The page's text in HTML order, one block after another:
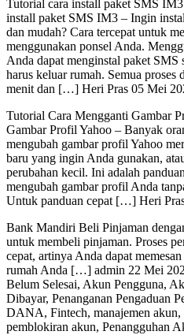
Tutorial cara install paket SMS
install paket SMS IM3 – Ingin
dan mudah? Cara tercepat untuk
menggunakan ponsel Anda.
Anda dapat menginstal paket SMS
harus keluar rumah. Semua proses
menit dan […] Heri Pras 05 Mei
Tutorial Cara Mengganti Gambar
Gambar Profil Yahoo – Banyak
mengubah gambar profil Yahoo
baru yang ingin Anda gunakan,
perubahan kecil. Ini adalah
mengubah gambar profil Anda
Untuk panduan cepat […] Heri
Bank Mandiri Beli Pinjaman
untuk membeli pinjaman. Proses
cepat, artinya Anda dapat
rumah Anda […] admin 22 Mei
Belum Selesai, Akun Pengguna,
Dibayar, Penanganan Pengaduan
DANA, Fintech, manajemen akun,
pemblokiran akun, Penangguhan